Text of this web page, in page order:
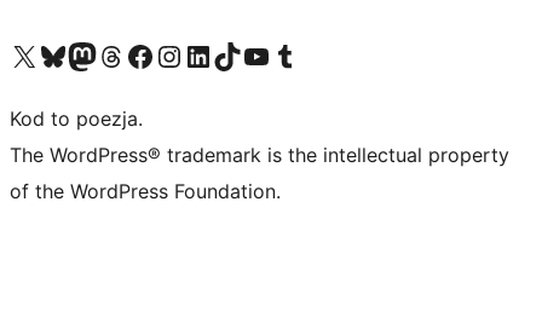
Odwiedź nasze konto X (dawniej Twitter)
Odwiedź nasze konto Bluesky
Odwiedź nasze konto na Mastodoncie
Odwiedź naszego Threadsa
Odwiedź naszego Facebooka
Odwiedź nasze konto na Instagramie
Odwiedź nasze konto na LinkedIn
Odwiedź naszego TikToka
Odwiedź nasz kanał YouTube
Odwiedź naszego Tumblra
Kod to poezja.
The WordPress® trademark is the intellectual property
of the WordPress Foundation.